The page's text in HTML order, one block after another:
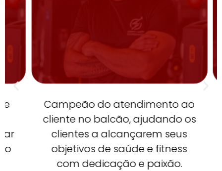
Campeão do atendimento ao
cliente no balcão, ajudando os
clientes a alcançarem seus
objetivos de saúde e fitness
com dedicação e paixão.